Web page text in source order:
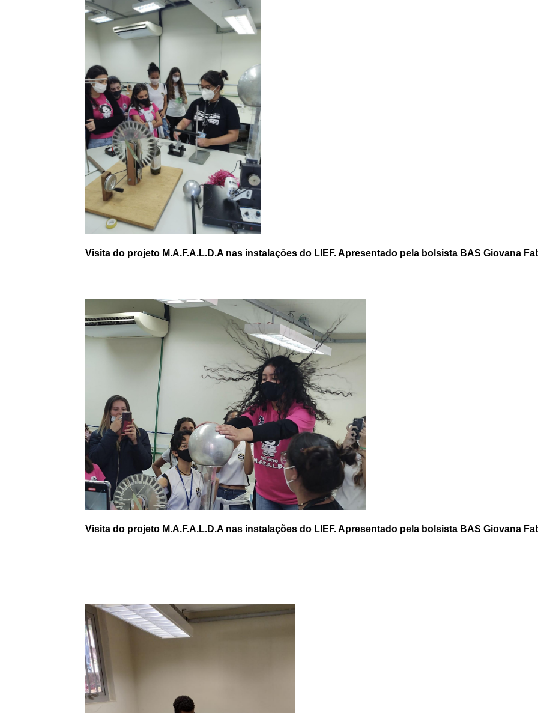
Visita do projeto M.A.F.A.L.D.A nas instalações do LIEF. Apresentado pela bolsista BAS Giovana
Visita do projeto M.A.F.A.L.D.A nas instalações do LIEF. Apresentado pela bolsista BAS Giovana